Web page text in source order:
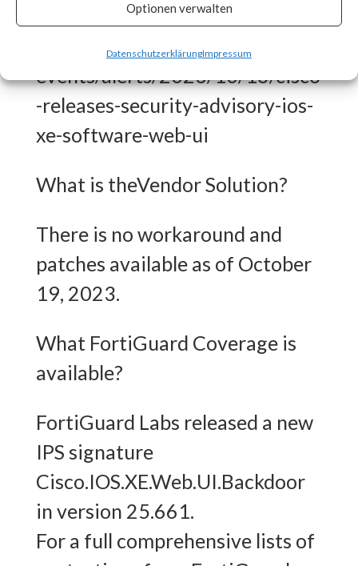
Optionen verwalten
DatenschutzerklärungImpressum
https://www.cisa.gov/news-
events/alerts/2023/10/16/cisco
-releases-security-advisory-ios-
xe-software-web-ui
What is theVendor Solution?
There is no workaround and
patches available as of October
19, 2023.
What FortiGuard Coverage is
available?
FortiGuard Labs released a new
IPS signature
Cisco.IOS.XE.Web.UI.Backdoor
in version 25.661.
For a full comprehensive lists of